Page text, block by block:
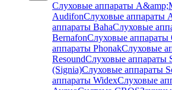
Слуховые аппараты
AudifonСлуховые аппараты
аппараты BahaСлуховые
BernafonСлуховые аппараты
аппараты PhonakСлуховые
ResoundСлуховые аппараты
(Signia)Слуховые аппараты
аппараты WidexСлуховые